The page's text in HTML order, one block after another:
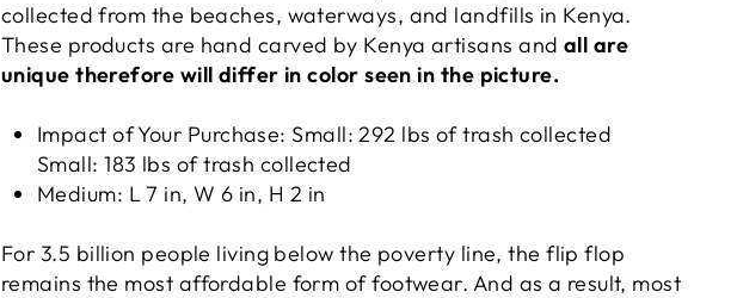
collected from the beaches, waterways, and landfills in Kenya.
These products are hand carved by Kenya artisans and all are
unique therefore will differ in color seen in the picture.
Impact of Your Purchase: Small: 292 lbs of trash collected
Small: 183 lbs of trash collected
Medium: L 7 in, W 6 in, H 2 in
For 3.5 billion people living below the poverty line, the flip flop
remains the most affordable form of footwear. And as a result, most